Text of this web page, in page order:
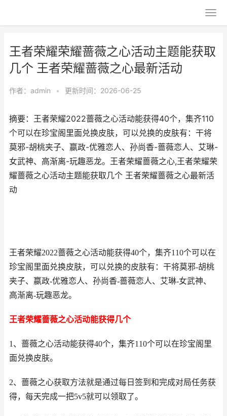
王者荣耀荣耀蔷薇之心活动主题能获取
几个 王者荣耀蔷薇之心最新活动
作者： admin • 更新时间：2026-06-25
摘要：王者荣耀2022蔷薇之心活动能获得40个，集齐110
个可以在珍宝阁里面兑换皮肤，可以兑换的皮肤有：干将
莫邪-胡桃夹子、嬴政-优雅恋人、孙尚香-蔷薇恋人、艾琳-
女武神、高渐离-玩趣恶龙。王者荣耀蔷薇之心,王者荣耀荣
耀蔷薇之心活动主题能获取几个 王者荣耀蔷薇之心最新活
动
王者荣耀2022蔷薇之心活动能获得40个，集齐110个可以在
珍宝阁里面兑换皮肤，可以兑换的皮肤有：干将莫邪-胡桃
夹子、嬴政-优雅恋人、孙尚香-蔷薇恋人、艾琳-女武神、
高渐离-玩趣恶龙。
王者荣耀蔷薇之心活动能获得几个
1、蔷薇之心活动能获得40个，集齐110个可以在珍宝阁里
面兑换皮肤。
2、蔷薇之心获取方法就是通过每日签到和完成对局任务获
得，每天完成一把5v5就可以领取了。